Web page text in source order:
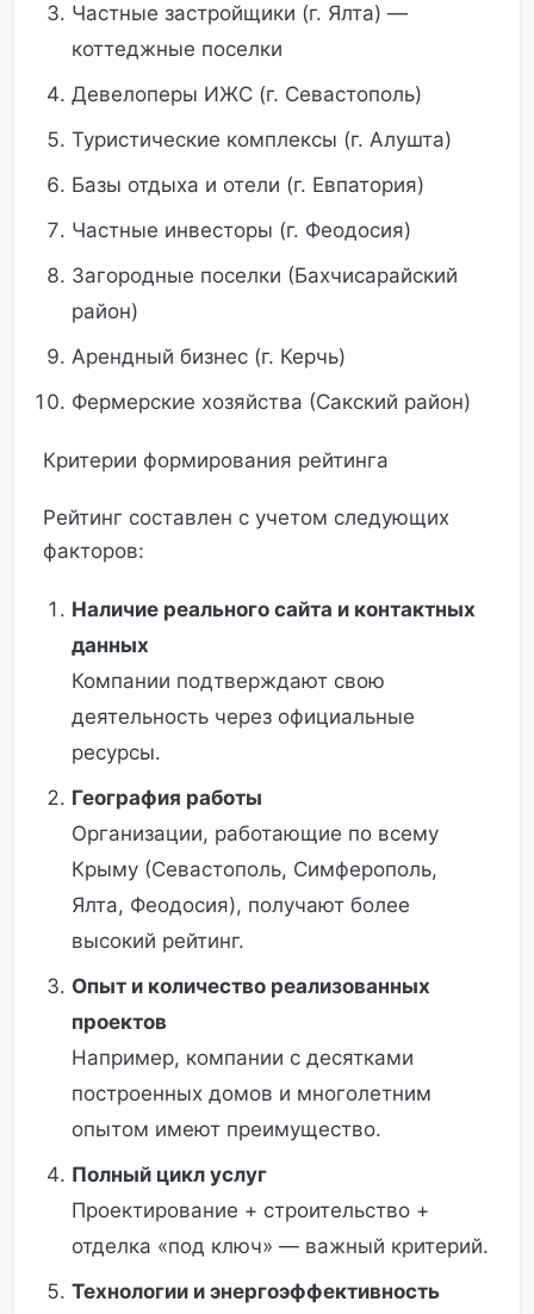
Частные застройщики (г. Ялта) —
коттеджные поселки
Девелоперы ИЖС (г. Севастополь)
Туристические комплексы (г. Алушта)
Базы отдыха и отели (г. Евпатория)
Частные инвесторы (г. Феодосия)
Загородные поселки (Бахчисарайский
район)
Арендный бизнес (г. Керчь)
Фермерские хозяйства (Сакский район)
Критерии формирования рейтинга
Рейтинг составлен с учетом следующих
факторов:
Наличие реального сайта и контактных
данных
Компании подтверждают свою
деятельность через официальные
ресурсы.
География работы
Организации, работающие по всему
Крыму (Севастополь, Симферополь,
Ялта, Феодосия), получают более
высокий рейтинг.
Опыт и количество реализованных
проектов
Например, компании с десятками
построенных домов и многолетним
опытом имеют преимущество.
Полный цикл услуг
Проектирование + строительство +
отделка «под ключ» — важный критерий.
Технологии и энергоэффективность